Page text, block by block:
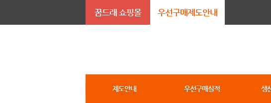
꿈드래 쇼핑몰 우선구매제도안내
제도안내 우선구매실적 생